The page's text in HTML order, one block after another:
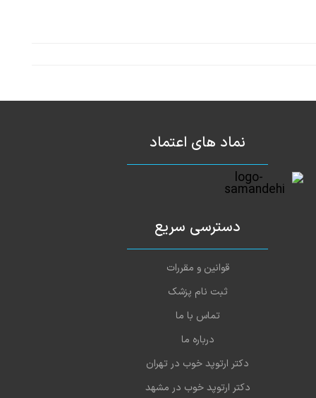
نماد های اعتماد
دسترسی سریع
قوانین و مقررات
ثبت نام پزشک
تماس با ما
درباره ما
دکتر ارتوپد خوب در تهران
دکتر ارتوپد خوب در مشهد